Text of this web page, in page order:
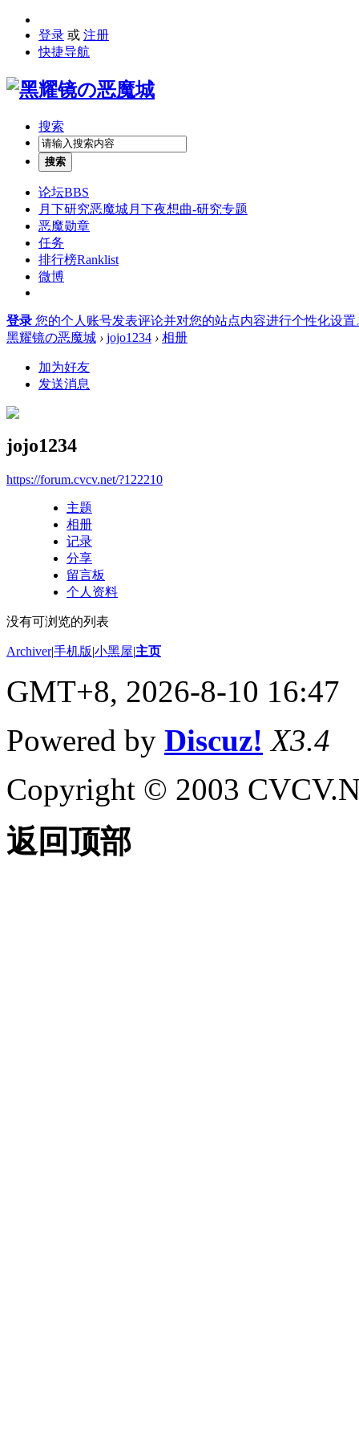
登录 或 注册
快捷导航
搜索
搜索
论坛BBS
月下研究恶魔城月下夜想曲-研究专题
恶魔勋章
任务
排行榜Ranklist
微博
登录 您的个人账号发表评论并对您的站点内容进行个性化设置
黑耀镜の恶魔城 › jojo1234 › 相册
加为好友
发送消息
jojo1234
https://forum.cvcv.net/?122210
主题
相册
记录
分享
留言板
个人资料
没有可浏览的列表
Archiver|手机版|小黑屋|主页
GMT+8, 2026-8-10 16:47
Powered by Discuz! X3.4
Copyright © 2003
返回顶部